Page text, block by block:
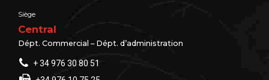
Siège
Central
Dépt. Commercial – Dépt. d’administration
+ 34 976 30 80 51